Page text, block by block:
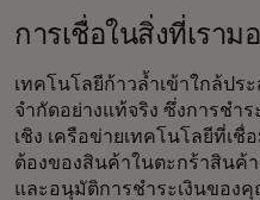
การเชื่อในสิ่งที่เราม
เทคโนโลยีก้าวล้ำเข้าใกล้ป
จำกัดอย่างแท้จริง ซึ่งการชำ
เชิง เครือข่ายเทคโนโลยีที่เ
ต้องของสินค้าในตะกร้าสิน
และอนุมัติการชำระเงินของ